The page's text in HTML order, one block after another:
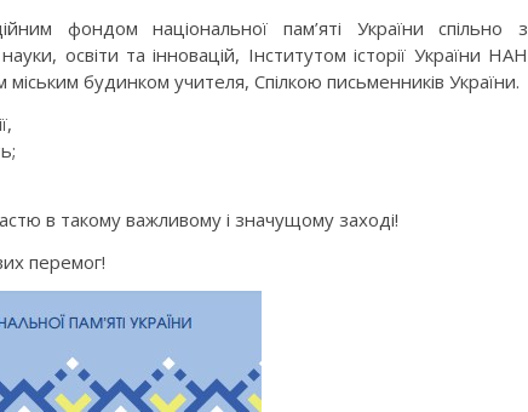
фондом національної пам’яті України спільно з
освіти та інновацій, Інститутом історії України НАН
міським будинком учителя, Спілкою письменників України.
в такому важливому і значущому заході!
перемог!